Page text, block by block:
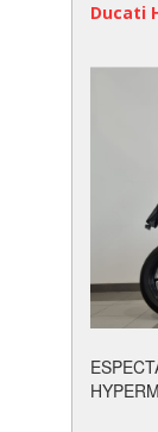
Ducati